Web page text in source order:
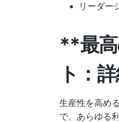
リーダー
**最
ト：
生産性を高め
で、あらゆる